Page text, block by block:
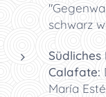
schwarz
Südliches
Calafate:
María